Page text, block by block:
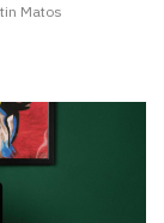
Matos